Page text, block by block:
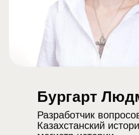
Бургарт
Разработчик
Казахстанский